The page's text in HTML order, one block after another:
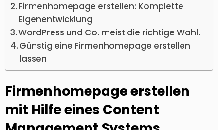
Firmenhomepage erstellen: Komplette
Eigenentwicklung
WordPress und Co. meist die richtige Wahl.
Günstig eine Firmenhomepage erstellen
lassen
Firmenhomepage erstellen
mit Hilfe eines Content